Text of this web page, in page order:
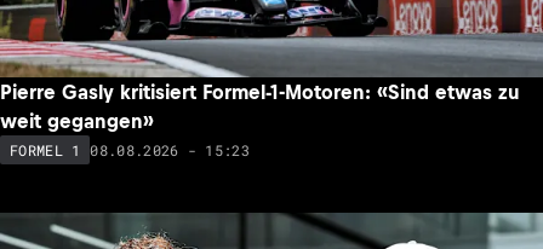
Pierre Gasly kritisiert Formel-1-Motoren: «Sind etwas zu
weit gegangen»
FORMEL 1 08.08.2026 - 15:23